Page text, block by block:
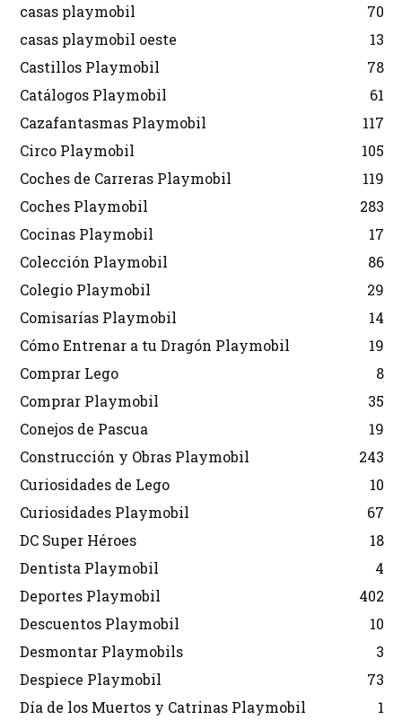
casas playmobil
70
casas playmobil oeste
13
Castillos Playmobil
78
Catálogos Playmobil
61
Cazafantasmas Playmobil
117
Circo Playmobil
105
Coches de Carreras Playmobil
119
Coches Playmobil
283
Cocinas Playmobil
17
Colección Playmobil
86
Colegio Playmobil
29
Comisarías Playmobil
14
Cómo Entrenar a tu Dragón Playmobil
19
Comprar Lego
8
Comprar Playmobil
35
Conejos de Pascua
19
Construcción y Obras Playmobil
243
Curiosidades de Lego
10
Curiosidades Playmobil
67
DC Super Héroes
18
Dentista Playmobil
4
Deportes Playmobil
402
Descuentos Playmobil
10
Desmontar Playmobils
3
Despiece Playmobil
73
Día de los Muertos y Catrinas Playmobil
1